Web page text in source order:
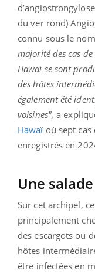
du ver rond)
connu sous le
majorité des cas
Hawaï se sont
des hôtes
également été
voisines", a
Hawaï où sept cas
enregistrés en
Une
Sur cet archipel,
principalement
des escargots ou
hôtes
être infectées en